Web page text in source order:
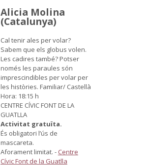
Alicia Molina
(Catalunya)
Cal tenir ales per volar?
Sabem que els globus volen.
Les cadires també? Potser
només les paraules són
imprescindibles per volar per
les històries. Familiar/ Castellà
Hora: 18:15 h
CENTRE CÍVIC FONT DE LA
GUATLLA
Activitat gratuïta.
És obligatori l’ús de
mascareta.
Aforament limitat. - Centre
Cívic Font de la Guatlla